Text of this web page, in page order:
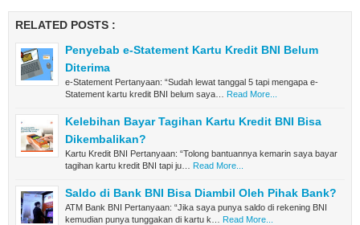
RELATED POSTS :
Penyebab e-Statement Kartu Kredit BNI Belum
Diterima
e-Statement Pertanyaan: “Sudah lewat tanggal 5 tapi mengapa e-
Statement kartu kredit BNI belum saya…
Read More...
Kelebihan Bayar Tagihan Kartu Kredit BNI Bisa
Dikembalikan?
Kartu Kredit BNI Pertanyaan: “Tolong bantuannya kemarin saya bayar
tagihan kartu kredit BNI tapi ju…
Read More...
Saldo di Bank BNI Bisa Diambil Oleh Pihak Bank?
ATM Bank BNI Pertanyaan: “Jika saya punya saldo di rekening BNI
kemudian punya tunggakan di kartu k…
Read More...